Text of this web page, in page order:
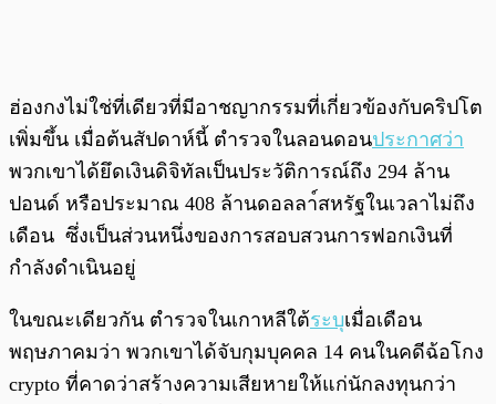
ฮ่องกงไม่ใช่ที่เดียวที่มีอาชญากรรมที่เกี่ยวข้องกับคริปโต
เพิ่มขึ้น เมื่อต้นสัปดาห์นี้ ตำรวจในลอนดอนประกาศว่า
พวกเขาได้ยึดเงินดิจิทัลเป็นประวัติการณ์ถึง 294 ล้าน
ปอนด์ หรือประมาณ 408 ล้านดอลลา์สหรัฐในเวลาไม่ถึง
เดือน ซึ่งเป็นส่วนหนึ่งของการสอบสวนการฟอกเงินที่
กำลังดำเนินอยู่
ในขณะเดียวกัน ตำรวจในเกาหลีใต้ระบุเมื่อเดือน
พฤษภาคมว่า พวกเขาได้จับกุมบุคคล 14 คนในคดีฉ้อโกง
crypto ที่คาดว่าสร้างความเสียหายให้แก่นักลงทุนกว่า